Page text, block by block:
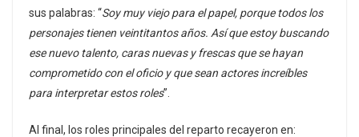
sus palabras: “Soy muy viejo para el papel, porque todos los
personajes tienen veintitantos años. Así que estoy buscando
ese nuevo talento, caras nuevas y frescas que se hayan
comprometido con el oficio y que sean actores increíbles
para interpretar estos roles”.
Al final, los roles principales del reparto recayeron en: